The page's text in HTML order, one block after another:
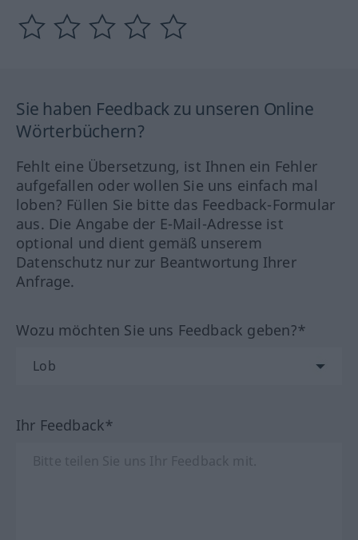
Sie haben Feedback zu unseren Online
Wörterbüchern?
Fehlt eine Übersetzung, ist Ihnen ein Fehler
aufgefallen oder wollen Sie uns einfach mal
loben? Füllen Sie bitte das Feedback-Formular
aus. Die Angabe der E-Mail-Adresse ist
optional und dient gemäß unserem
Datenschutz nur zur Beantwortung Ihrer
Anfrage.
Wozu möchten Sie uns Feedback geben?*
Ihr Feedback*